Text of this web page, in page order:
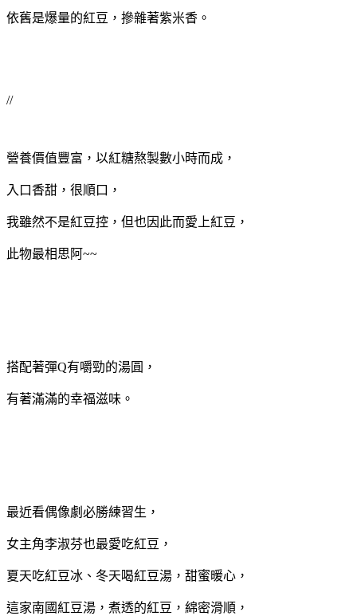
依舊是爆量的紅豆，摻雜著紫米香。
//
營養價值豐富，以紅糖熬製數小時而成，
入口香甜，很順口，
我雖然不是紅豆控，但也因此而愛上紅豆，
此物最相思阿~~
搭配著彈Q有嚼勁的湯圓，
有著滿滿的幸福滋味。
最近看偶像劇必勝練習生，
女主角李淑芬也最愛吃紅豆，
夏天吃紅豆冰、冬天喝紅豆湯，甜蜜暖心，
這家南國紅豆湯，煮透的紅豆，綿密滑順，